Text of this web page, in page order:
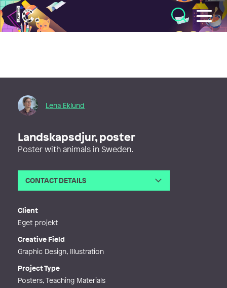
Illustratörcentrum
Lena Eklund
Landskapsdjur, poster
Poster with animals in Sweden.
CONTACT DETAILS
Client
Eget projekt
Creative Field
Graphic Design, Illustration
Project Type
Posters, Teaching Materials